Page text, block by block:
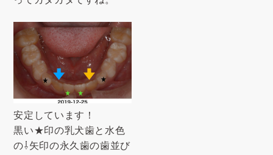
安定しています！
黒い★印の乳犬歯と水色
の⇩矢印の永久歯の歯並び